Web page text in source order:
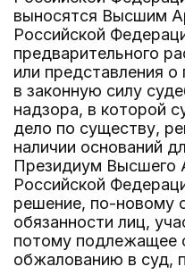
выносятся Высшим
Российской
предварительного
или представления
в законную силу
надзора, в которой
дело по существу,
наличии оснований
Президиум Высшего
Российской
решение, по-новому
обязанности лиц,
потому подлежащее
обжалованию в суд,